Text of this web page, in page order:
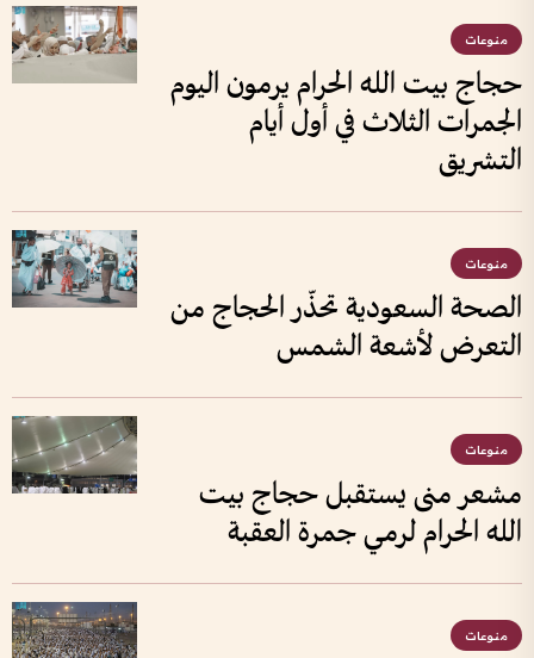
منوعات
حجاج بيت الله الحرام يرمون اليوم
الجمرات الثلاث في أول أيام
التشريق
منوعات
الصحة السعودية تحذّر الحجاج من
التعرض لأشعة الشمس
منوعات
مشعر منى يستقبل حجاج بيت
الله الحرام لرمي جمرة العقبة
منوعات